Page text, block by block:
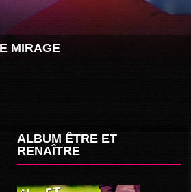
MIRAGE
ALBUM ÊTRE ET
RENAÎTRE